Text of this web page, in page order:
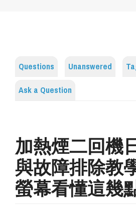
Questions Unanswered
Ask a Question
加熱煙二回機
與故障排除教
螢幕看懂這幾